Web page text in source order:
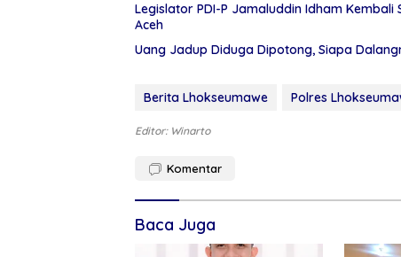
Legislator PDI-P Jamaluddin Idham
Aceh
Uang Jadup Diduga Dipotong, Siapa
Berita Lhokseumawe Polres
Editor: Winarto
Komentar
Baca Juga